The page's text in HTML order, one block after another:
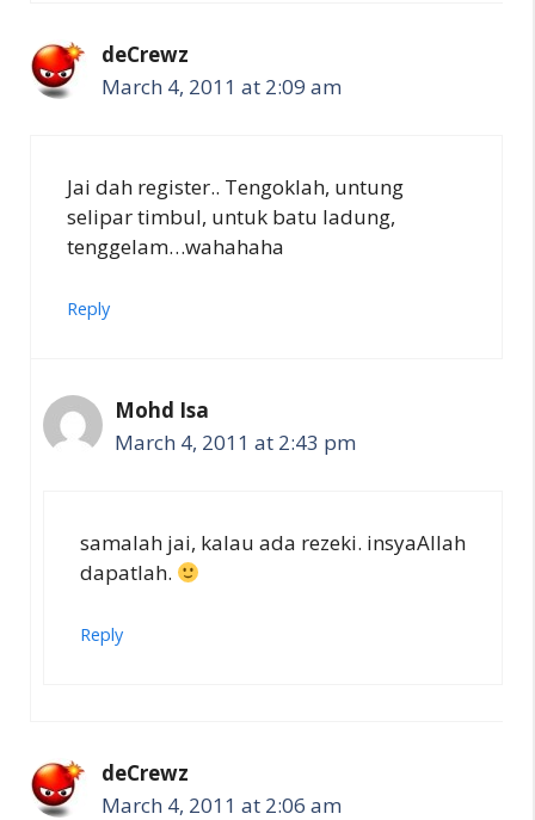
deCrewz
March 4, 2011 at 2:09 am
Jai dah register.. Tengoklah, untung
selipar timbul, untuk batu ladung,
tenggelam…wahahaha
Reply
Mohd Isa
March 4, 2011 at 2:43 pm
samalah jai, kalau ada rezeki. insyaAllah
dapatlah.
Reply
deCrewz
March 4, 2011 at 2:06 am